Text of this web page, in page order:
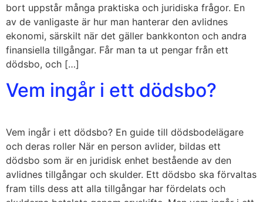
bort uppstår många praktiska och juridiska frågor. En
av de vanligaste är hur man hanterar den avlidnes
ekonomi, särskilt när det gäller bankkonton och andra
finansiella tillgångar. Får man ta ut pengar från ett
dödsbo, och […]
Vem ingår i ett dödsbo?
Vem ingår i ett dödsbo? En guide till dödsbodelägare
och deras roller När en person avlider, bildas ett
dödsbo som är en juridisk enhet bestående av den
avlidnes tillgångar och skulder. Ett dödsbo ska förvaltas
fram tills dess att alla tillgångar har fördelats och